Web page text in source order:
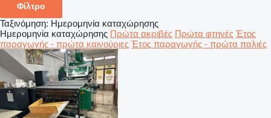
Φίλτρο
Ταξινόμηση: Ημερομηνία καταχώρησης
Ημερομηνία καταχώρησης Πρώτα ακριβές Πρώτα φτηνές Έτος
παραγωγής - πρώτα καινούριες Έτος παραγωγής - πρώτα παλιές